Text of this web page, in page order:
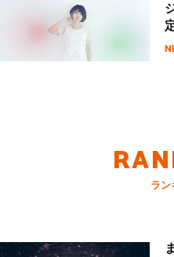
ラン